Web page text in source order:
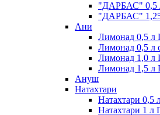
"ДАРБАС" 0,5
"ДАРБАС"
Ани
Лимонад 0,5
Лимонад 0,5 л
Лимонад 1,0
Лимонад 1,5
Ануш
Натахтари
Натахтари 0,5
Натахтари 1